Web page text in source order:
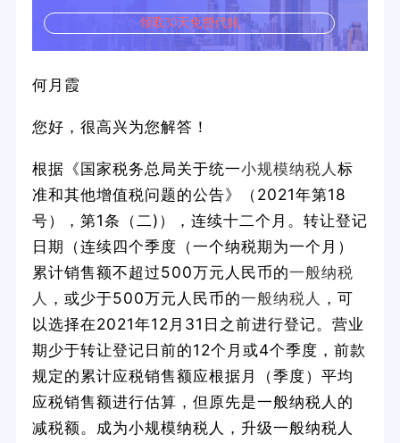
领取30天免费代账
何月霞
您好，很高兴为您解答！
根据《国家税务总局关于统一小规模纳税人 标
准和其他增值税问题的公告》（2021年第18
号），第1条（二)），连续十二个月。转让登记
日期（连续四个季度（一个纳税期为一个月）
累计销售额不超过500万元人民币的一般纳税
人 ，或少于500万元人民币的一般纳税人 ，可
以选择在2021年12月31日之前进行登记。营业
期少于转让登记日前的12个月或4个季度，前款
规定的累计应税销售额应根据月（季度）平均
应税销售额进行估算，但原先是一般纳税人的
减税额。成为小规模纳税人，升级一般纳税人